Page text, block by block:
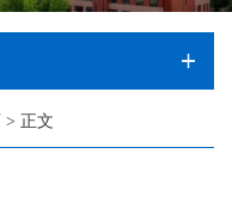
> 正文